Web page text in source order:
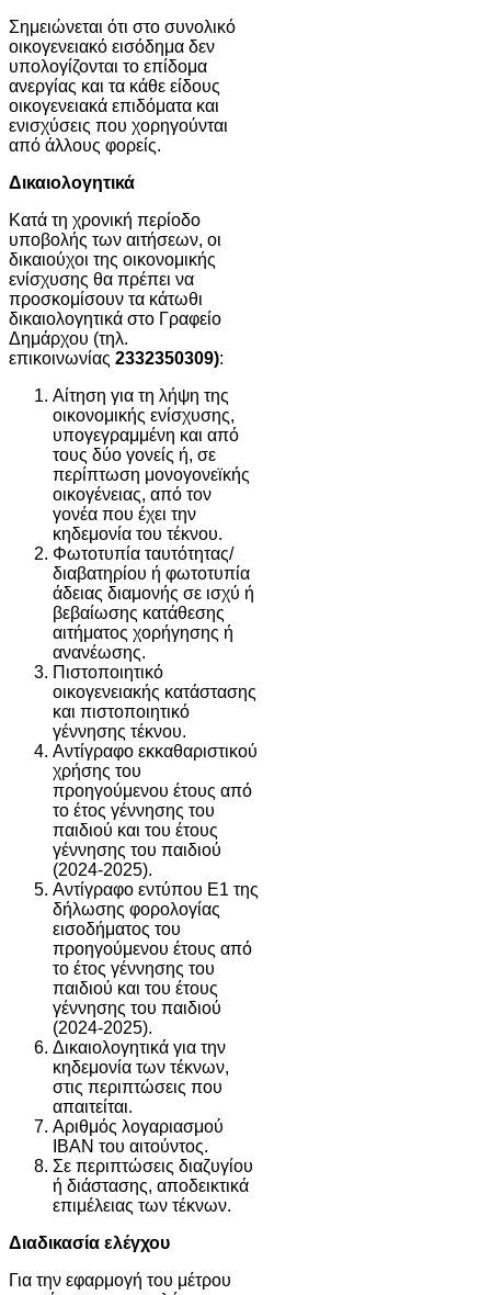
Σημειώνεται ότι στο συνολικό
οικογενειακό εισόδημα δεν
υπολογίζονται το επίδομα
ανεργίας και τα κάθε είδους
οικογενειακά επιδόματα και
ενισχύσεις που χορηγούνται
από άλλους φορείς.
Δικαιολογητικά
Κατά τη χρονική περίοδο
υποβολής των αιτήσεων, οι
δικαιούχοι της οικονομικής
ενίσχυσης θα πρέπει να
προσκομίσουν τα κάτωθι
δικαιολογητικά στο Γραφείο
Δημάρχου (τηλ.
επικοινωνίας 2332350309):
Αίτηση για τη λήψη της
οικονομικής ενίσχυσης,
υπογεγραμμένη και από
τους δύο γονείς ή, σε
περίπτωση μονογονεϊκής
οικογένειας, από τον
γονέα που έχει την
κηδεμονία του τέκνου.
Φωτοτυπία ταυτότητας/
διαβατηρίου ή φωτοτυπία
άδειας διαμονής σε ισχύ ή
βεβαίωσης κατάθεσης
αιτήματος χορήγησης ή
ανανέωσης.
Πιστοποιητικό
οικογενειακής κατάστασης
και πιστοποιητικό
γέννησης τέκνου.
Αντίγραφο εκκαθαριστικού
χρήσης του
προηγούμενου έτους από
το έτος γέννησης του
παιδιού και του έτους
γέννησης του παιδιού
(2024-2025).
Αντίγραφο εντύπου Ε1 της
δήλωσης φορολογίας
εισοδήματος του
προηγούμενου έτους από
το έτος γέννησης του
παιδιού και του έτους
γέννησης του παιδιού
(2024-2025).
Δικαιολογητικά για την
κηδεμονία των τέκνων,
στις περιπτώσεις που
απαιτείται.
Αριθμός λογαριασμού
IBAN του αιτούντος.
Σε περιπτώσεις διαζυγίου
ή διάστασης, αποδεικτικά
επιμέλειας των τέκνων.
Διαδικασία ελέγχου
Για την εφαρμογή του μέτρου